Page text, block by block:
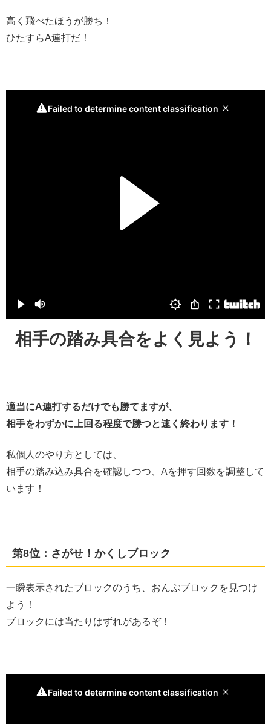
高く飛べたほうが勝ち！
ひたすらA連打だ！
相手の踏み具合をよく見よう！
適当にA連打するだけでも勝てますが、
相手をわずかに上回る程度で勝つと速く終わります！
私個人のやり方としては、
相手の踏み込み具合を確認しつつ、Aを押す回数を調整して
います！
第8位：さがせ！かくしブロック
一瞬表示されたブロックのうち、おんぷブロックを見つけ
よう！
ブロックには当たりはずれがあるぞ！